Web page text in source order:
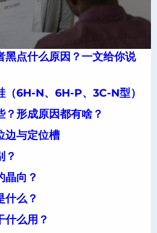
黑点什么原因？一文给你说
（6H-N、6H-P、3C-N型）
形成原因都有啥？
边与定位槽
？
晶向？
什么？
什么用？